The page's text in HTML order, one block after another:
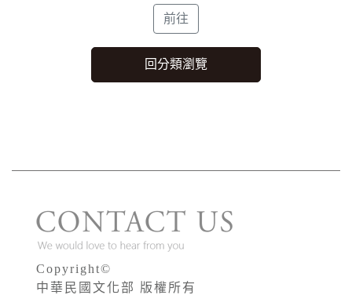
Copyright©
中華民國文化部 版權所有